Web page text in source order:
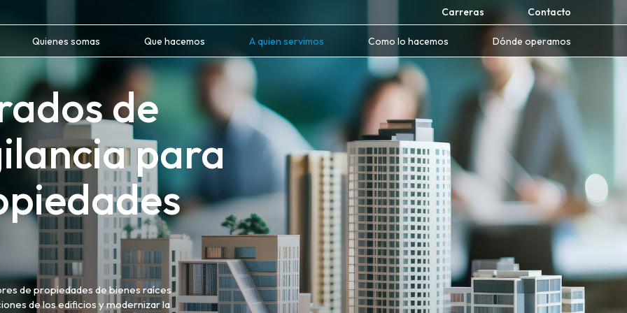
Carreras Contacto
Quienes somas Que hacemos A quien servimos Como lo hacemos Dónde operamos
de
para
de propiedades de bienes raíces
de los edificios y modernizar la